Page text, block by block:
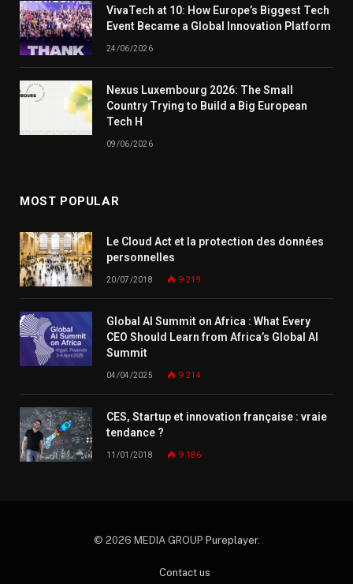
VivaTech at 10: How Europe’s Biggest Tech
Event Became a Global Innovation Platform
24/06/2026
Nexus Luxembourg 2026: The Small
Country Trying to Build a Big European
Tech H
09/06/2026
MOST POPULAR
Le Cloud Act et la protection des données
personnelles
20/07/2018 9 219
Global AI Summit on Africa : What Every
CEO Should Learn from Africa’s Global AI
Summit
04/04/2025 9 214
CES, Startup et innovation française : vraie
tendance ?
11/01/2018 9 186
© 2026 MEDIA GROUP Pureplayer.
Contact us